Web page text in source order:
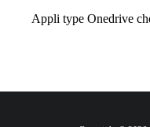
Appli type Onedrive